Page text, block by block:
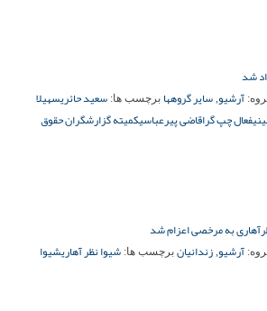
شد
آرشیو, سایر گروهها برچسب ها: سعید حائریسهیلا
فعال چپ گراقاضی پیرعباسیکمیته گزارشگران حقوق
به مرخصی اعزام شد
آرشیو, زندانیان برچسب ها: شیوا نظر آهاریشیوا